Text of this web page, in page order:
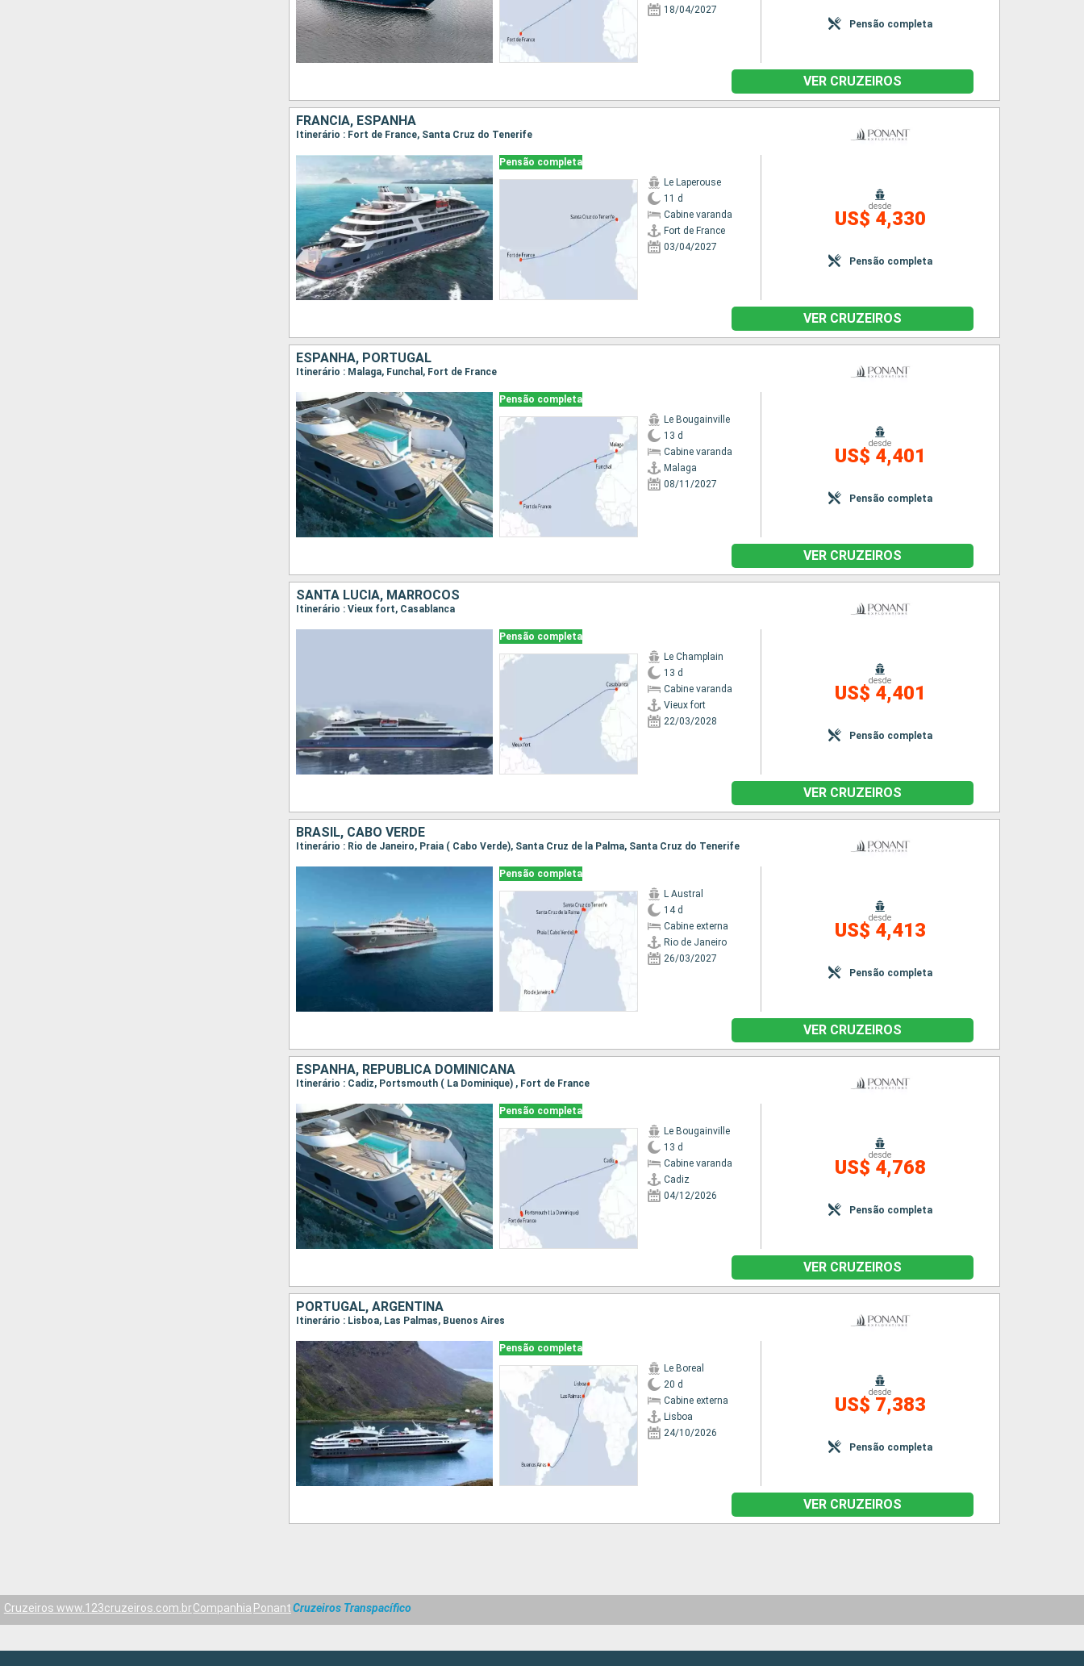
18/04/2027
Pensão completa
VER CRUZEIROS
FRANCIA, ESPANHA
Itinerário : Fort de France, Santa Cruz do Tenerife
Pensão completa
Le Laperouse
11 d
Cabine varanda
Fort de France
03/04/2027
desde
US$ 4,330
Pensão completa
VER CRUZEIROS
ESPANHA, PORTUGAL
Itinerário : Malaga, Funchal, Fort de France
Pensão completa
Le Bougainville
13 d
Cabine varanda
Malaga
08/11/2027
desde
US$ 4,401
Pensão completa
VER CRUZEIROS
SANTA LUCIA, MARROCOS
Itinerário : Vieux fort, Casablanca
Pensão completa
Le Champlain
13 d
Cabine varanda
Vieux fort
22/03/2028
desde
US$ 4,401
Pensão completa
VER CRUZEIROS
BRASIL, CABO VERDE
Itinerário : Rio de Janeiro, Praia ( Cabo Verde), Santa Cruz de la Palma, Santa Cruz do Tenerife
Pensão completa
L Austral
14 d
Cabine externa
Rio de Janeiro
26/03/2027
desde
US$ 4,413
Pensão completa
VER CRUZEIROS
ESPANHA, REPUBLICA DOMINICANA
Itinerário : Cadiz, Portsmouth ( La Dominique) , Fort de France
Pensão completa
Le Bougainville
13 d
Cabine varanda
Cadiz
04/12/2026
desde
US$ 4,768
Pensão completa
VER CRUZEIROS
PORTUGAL, ARGENTINA
Itinerário : Lisboa, Las Palmas, Buenos Aires
Pensão completa
Le Boreal
20 d
Cabine externa
Lisboa
24/10/2026
desde
US$ 7,383
Pensão completa
VER CRUZEIROS
Cruzeiros www.123cruzeiros.com.brCompanhia PonantCruzeiros Transpacífico